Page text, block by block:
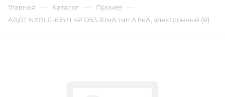
Главная — Каталог — Прочее —
АВДТ NXBLE-63YH 4P D63 30мА тип A 6кА, электронный (R)